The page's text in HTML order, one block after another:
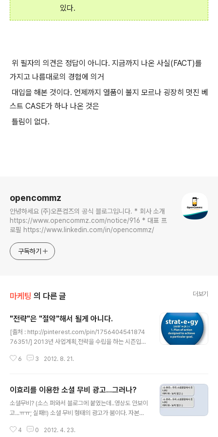
있다.
위 필자의 의견은 정답이 아니다. 지금까지 나온 사실(FACT)를
가지고 나름대로의 경험에 의거
대입을 해본 것이다. 언제까지 열품이 불지 모르나 굉장히 멋진 베
스트 CASE가 하나 나온 것은
틀림이 없다.
opencommz
안녕하세요 (주)오픈컴즈의 공식 블로그입니다. * 회사 소개
https://www.opencommz.com/notice/916 * 대표 프
로필 https://www.linkedin.com/in/opencommz/
구독하기
마케팅 의 다른 글 더보기
"전략"은 "절약"해서 될게 아니다.
[출처 : http://pinterest.com/pin/1756404541874
76351/] 2013년 사업계획,전략을 수립을 하는 시즌입니
계수를 정해 놓고 8월 말에 구체화 및 실행 계획을 정리하
기업 조직 전문가나 전략전문가 들이 그러시죠.... "사업계
획? 그런 거 왜 세우죠? 3개월 앞을 내다볼 수도 없는데"
예 지금은 그런 시대, 그런 시장이 되어 버렸죠. 3개월이 뭔
변화하는 시대에 우리는 살고 있는 것이죠. 뭐 그렇다 하더
6 3 2012. 8. 21.
이효리를 이용한 소셜 무비 광고...그러나?
소셜무비? (소스 퍼와서 블로그에 붙였는데..영상도 안보이
고...ㅠㅠ; 실패!!) 소셜 무비 형태의 광고가 붐이다. 자본력
사람들의 소비 행태나 친구들과의 커뮤니케이션 관계 등을
4 0 2012. 4. 23.